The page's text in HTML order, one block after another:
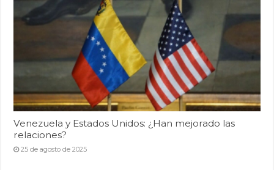
Venezuela y Estados Unidos: ¿Han mejorado las
relaciones?
25 de agosto de 2025